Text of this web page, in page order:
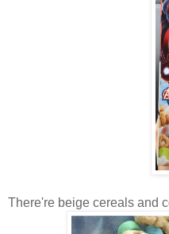
There're beige cereals and